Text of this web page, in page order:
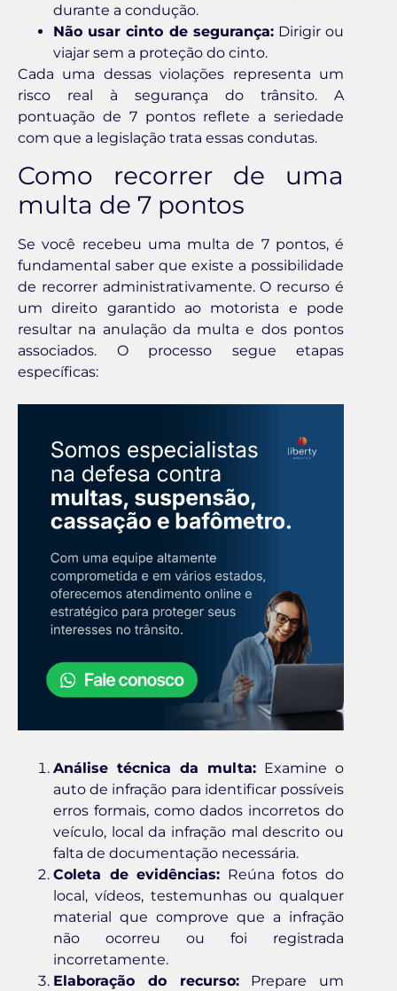
durante a condução.
Não usar cinto de segurança:Dirigir ou
viajar sem a proteção do cinto.
Cada uma dessas violações representa um
risco real à segurança do trânsito. A
pontuação de 7 pontos reflete a seriedade
com que a legislação trata essas condutas.
Como recorrer de uma
multa de 7 pontos
Se você recebeu uma multa de 7 pontos, é
fundamental saber que existe a possibilidade
de recorrer administrativamente. O recurso é
um direito garantido ao motorista e pode
resultar na anulação da multa e dos pontos
associados. O processo segue etapas
específicas:
Análise técnica da multa: Examine o
auto de infração para identificar possíveis
erros formais, como dados incorretos do
veículo, local da infração mal descrito ou
falta de documentação necessária.
Coleta de evidências: Reúna fotos do
local, vídeos, testemunhas ou qualquer
material que comprove que a infração
não ocorreu ou foi registrada
incorretamente.
Elaboração do recurso:Prepare um